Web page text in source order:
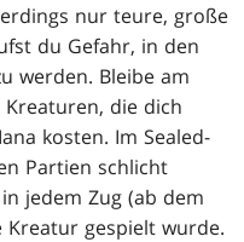
nur teure, große
du Gefahr, in den
werden. Bleibe am
die dich
kosten. Im Sealed-
Partien schlicht
jedem Zug (ab dem
gespielt wurde.